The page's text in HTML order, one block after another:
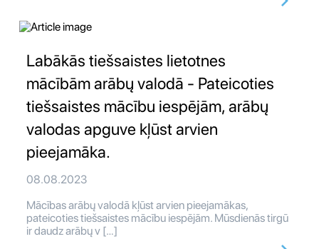
Labākās tiešsaistes lietotnes
mācībām arābų valodā - Pateicoties
tiešsaistes mācību iespējām, arābų
valodas apguve kļūst arvien
pieejamāka.
08.08.2023
Mācības arābų valodā kļūst arvien pieejamākas,
pateicoties tiešsaistes mācību iespējām. Mūsdienās tirgū
ir daudz arābų v […]